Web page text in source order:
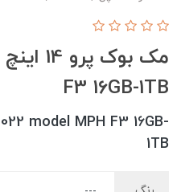
F3 16GB-1TB
model MPH F3 16GB-
1TB